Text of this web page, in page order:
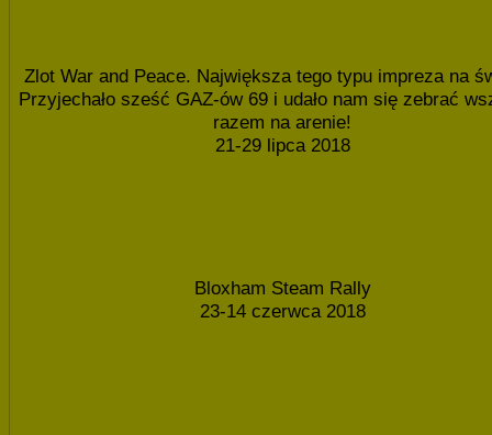
Zlot War and Peace. Największa tego typu impreza na
Przyjechało sześć GAZ-ów 69 i udało nam się zebrać
razem na arenie!
21-29 lipca 2018
Bloxham Steam Rally
23-14 czerwca 2018